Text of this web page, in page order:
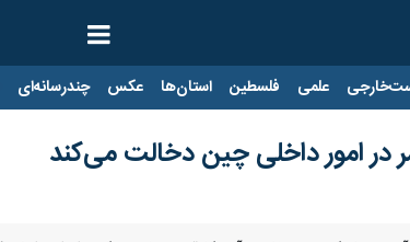
علمی فلسطین استان‌ها عکس چندرسانه‌ای
در امور داخلی چین دخالت می‌کند